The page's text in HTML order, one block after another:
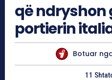
që
portierin
Botuar
11